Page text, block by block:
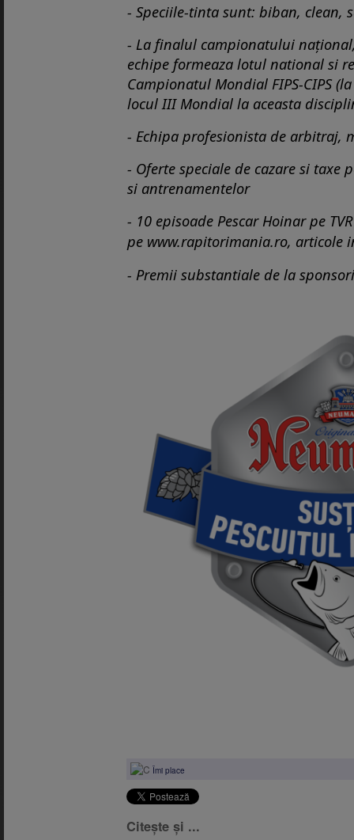
- Speciile-tinta sunt: biban, clean,
- La finalul campionatului
echipe formeaza lotul national si
Campionatul Mondial FIPS-CIPS
locul III Mondial la aceasta
- Echipa profesionista de arbitraj,
- Oferte speciale de cazare si taxe
si antrenamentelor
- 10 episoade Pescar Hoinar pe
pe www.rapitorimania.ro, articole
- Premii substantiale de la
Îmi place
Citește și ...